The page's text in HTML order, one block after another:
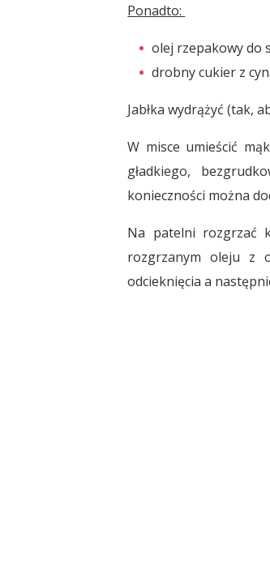
Ponadto:
olej rzepakowy do
drobny cukier z
Jabłka wydrążyć (tak,
W misce umieścić
gładkiego,
konieczności można
Na patelni rozgrzać
rozgrzanym oleju z
odcieknięcia a